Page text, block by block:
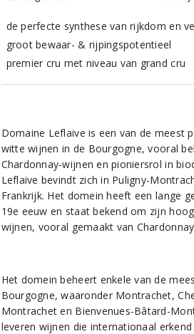
de perfecte synthese van rijkdom en
groot bewaar- & rijpingspotentieel
premier cru met niveau van grand cru
Domaine Leflaive is een van de meest
witte wijnen in de Bourgogne, vooral
Chardonnay-wijnen en pioniersrol in
Leflaive bevindt zich in Puligny-
Frankrijk. Het domein heeft een lange
19e eeuw en staat bekend om zijn
wijnen, vooral gemaakt van
Het domein beheert enkele van de
Bourgogne, waaronder Montrachet,
Montrachet en Bienvenues-Bâtard-
leveren wijnen die internationaal